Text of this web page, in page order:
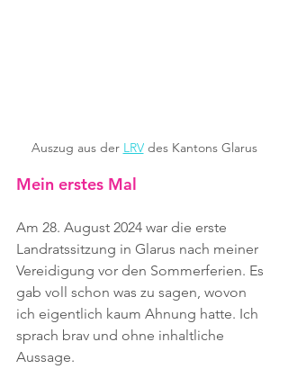
Auszug aus der LRV des Kantons Glarus
Mein erstes Mal
Am 28. August 2024 war die erste
Landratssitzung in Glarus nach meiner
Vereidigung vor den Sommerferien. Es
gab voll schon was zu sagen, wovon
ich eigentlich kaum Ahnung hatte. Ich
sprach brav und ohne inhaltliche
Aussage.